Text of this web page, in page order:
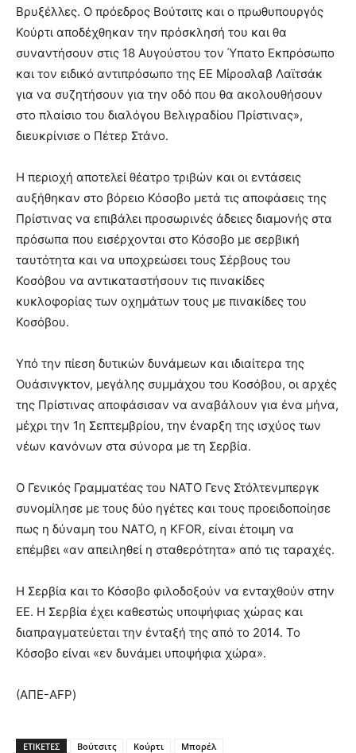
Βρυξέλλες. Ο πρόεδρος Βούτσιτς και ο πρωθυπουργός
Κούρτι αποδέχθηκαν την πρόσκλησή του και θα
συναντήσουν στις 18 Αυγούστου τον Ύπατο Εκπρόσωπο
και τον ειδικό αντιπρόσωπο της ΕΕ Μίροσλαβ Λαϊτσάκ
για να συζητήσουν για την οδό που θα ακολουθήσουν
στο πλαίσιο του διαλόγου Βελιγραδίου Πρίστινας»,
διευκρίνισε ο Πέτερ Στάνο.
Η περιοχή αποτελεί θέατρο τριβών και οι εντάσεις
αυξήθηκαν στο βόρειο Κόσοβο μετά τις αποφάσεις της
Πρίστινας να επιβάλει προσωρινές άδειες διαμονής στα
πρόσωπα που εισέρχονται στο Κόσοβο με σερβική
ταυτότητα και να υποχρεώσει τους Σέρβους του
Κοσόβου να αντικαταστήσουν τις πινακίδες
κυκλοφορίας των οχημάτων τους με πινακίδες του
Κοσόβου.
Υπό την πίεση δυτικών δυνάμεων και ιδιαίτερα της
Ουάσινγκτον, μεγάλης συμμάχου του Κοσόβου, οι αρχές
της Πρίστινας αποφάσισαν να αναβάλουν για ένα μήνα,
μέχρι την 1η Σεπτεμβρίου, την έναρξη της ισχύος των
νέων κανόνων στα σύνορα με τη Σερβία.
Ο Γενικός Γραμματέας του ΝΑΤΟ Γενς Στόλτενμπεργκ
συνομίλησε με τους δύο ηγέτες και τους προειδοποίησε
πως η δύναμη του ΝΑΤΟ, η KFOR, είναι έτοιμη να
επέμβει «αν απειληθεί η σταθερότητα» από τις ταραχές.
Η Σερβία και το Κόσοβο φιλοδοξούν να ενταχθούν στην
ΕΕ. Η Σερβία έχει καθεστώς υποψήφιας χώρας και
διαπραγματεύεται την ένταξή της από το 2014. Το
Κόσοβο είναι «εν δυνάμει υποψήφια χώρα».
(ΑΠΕ-AFP)
ΕΤΙΚΕΤΕΣ Βούτσιτς Κούρτι Μπορέλ